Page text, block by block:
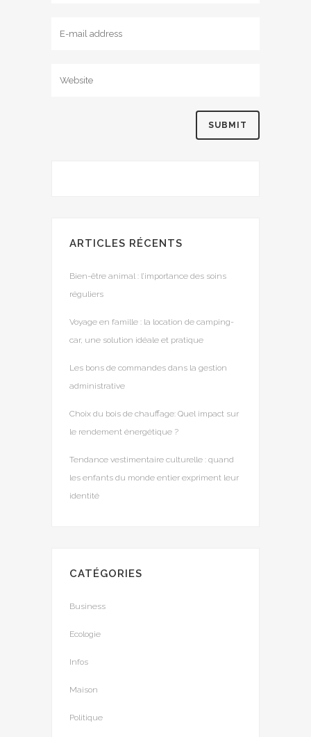
ARTICLES RÉCENTS
Bien-être animal : l’importance des soins
réguliers
Voyage en famille : la location de camping-
car, une solution idéale et pratique
Les bons de commandes dans la gestion
administrative
Choix du bois de chauffage: Quel impact sur
le rendement énergétique ?
Tendance vestimentaire culturelle : quand
les enfants du monde entier expriment leur
identité
CATÉGORIES
Business
Ecologie
Infos
Maison
Politique